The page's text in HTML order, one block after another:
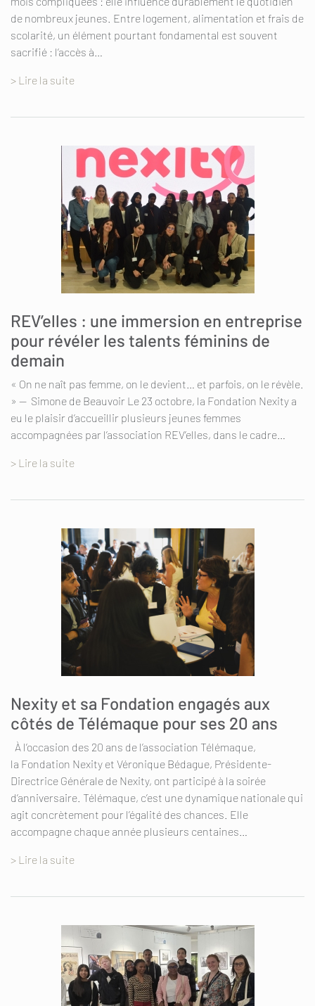
de nombreux jeunes. Entre logement, alimentation et frais de
scolarité, un élément pourtant fondamental est souvent
sacrifié : l’accès à…
> Lire la suite
REV’elles : une immersion en entreprise
pour révéler les talents féminins de
demain
« On ne naît pas femme, on le devient… et parfois, on le révèle.
» — Simone de Beauvoir Le 23 octobre, la Fondation Nexity a
eu le plaisir d’accueillir plusieurs jeunes femmes
accompagnées par l’association REV’elles, dans le cadre…
> Lire la suite
Nexity et sa Fondation engagés aux
côtés de Télémaque pour ses 20 ans
À l’occasion des 20 ans de l’association Télémaque,
la Fondation Nexity et Véronique Bédague, Présidente-
Directrice Générale de Nexity, ont participé à la soirée
d’anniversaire. Télémaque, c’est une dynamique nationale qui
agit concrètement pour l’égalité des chances. Elle
accompagne chaque année plusieurs centaines…
> Lire la suite